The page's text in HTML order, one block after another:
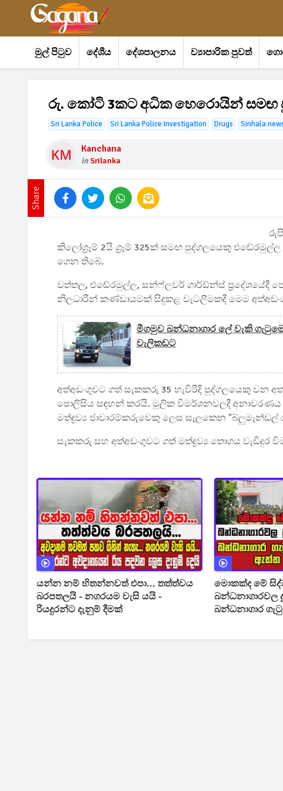
මුල් පිටුව දේශීය දේශපාලනය ව්‍යාපාරික පුවත්
රු. කෝටි 3කට අධික හෙරොයින් සමඟ
Sri Lanka Police Sri Lanka Police Investigation Drugs Sinhala
Kanchana
inSrilanka
Share
කිලෝග්‍රෑම් 2යි ග්‍රෑම් 325ක් සමඟ පුද්ගලයෙකු
ගෙන තිබේ.
වත්තල, එඬේරමුල්ල, සන්ෆ්ලවර් ගාර්ඩ්න්ස්
නිලධාරීන් කණ්ඩායමක් සිදුකළ වැටලීමකදී මෙම
මීගමුව බන්ධනාගාර ලේ වැකි
වැලිකඩට
අත්අඩංගුවට ගත් සැකකරු 35 හැවිරිදි පුද්ගලයෙකු
පොලිසිය සඳහන් කරයි. මූලික විමර්ශනවලදී අනාවරණය
මත්ද්‍රව්‍ය ජාවාරම්කරුවෙකු ලෙස සැලකෙන
සැකකරු සහ අත්අඩංගුවට ගත් මත්ද්‍රව්‍ය තොගය වැඩිදුර
යන්න නම් හිතන්නවත් එපා... තත්ත්වය
බරපතලයි - නගරයම වැසි යයි -
රියදුරන්ට දැනුම් දීමක්
මොකක්ද මේ
බන්ධනාගාරවල
බන්ධනාගාර